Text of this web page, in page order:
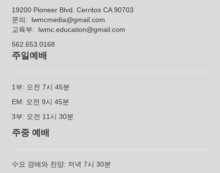
19200 Pioneer Blvd. Cerritos CA 90703
문의: lwmcmedia@gmail.com
교육부: lwmc.education@gmail.com
562.653.0168
주일예배
1부: 오전 7시 45분
EM: 오전 9시 45분
3부: 오전 11시 30분
주중 예배
수요 경배와 찬양: 저녁 7시 30분